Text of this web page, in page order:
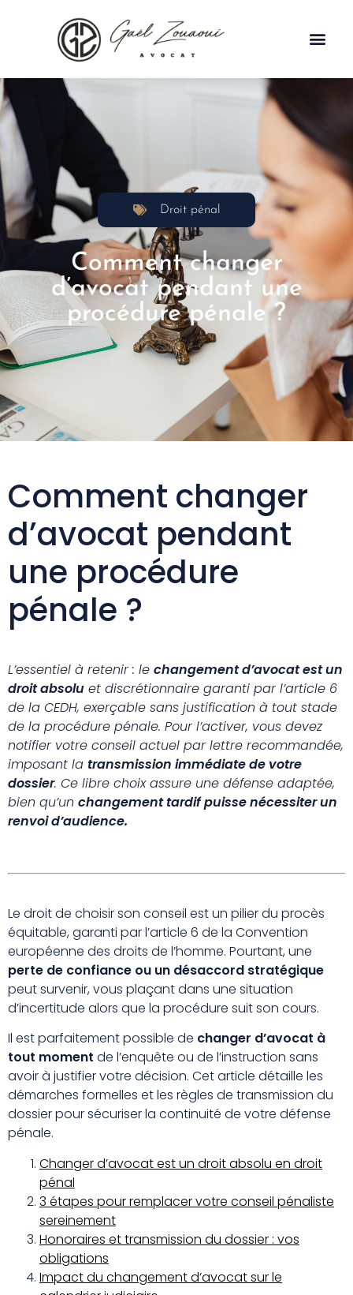
Droit pénal
Comment changer
d’avocat pendant une
procédure pénale ?
Comment changer
d’avocat pendant
une procédure
pénale ?
L’essentiel à retenir : le changement d’avocat est un
droit absolu et discrétionnaire garanti par l’article 6
de la CEDH, exerçable sans justification à tout stade
de la procédure pénale. Pour l’activer, vous devez
notifier votre conseil actuel par lettre recommandée,
imposant la transmission immédiate de votre
dossier. Ce libre choix assure une défense adaptée,
bien qu’un changement tardif puisse nécessiter un
renvoi d’audience.
Le droit de choisir son conseil est un pilier du procès
équitable, garanti par l’article 6 de la Convention
européenne des droits de l’homme. Pourtant, une
perte de confiance ou un désaccord stratégique
peut survenir, vous plaçant dans une situation
d’incertitude alors que la procédure suit son cours.
Il est parfaitement possible de changer d’avocat à
tout moment de l’enquête ou de l’instruction sans
avoir à justifier votre décision. Cet article détaille les
démarches formelles et les règles de transmission du
dossier pour sécuriser la continuité de votre défense
pénale.
Changer d’avocat est un droit absolu en droit
pénal
3 étapes pour remplacer votre conseil pénaliste
sereinement
Honoraires et transmission du dossier : vos
obligations
Impact du changement d’avocat sur le